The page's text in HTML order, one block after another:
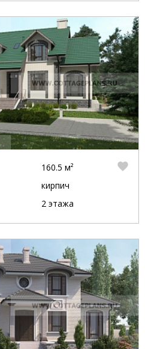
160.5 м²
кирпич
2 этажа